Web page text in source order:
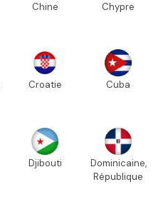
Chine Chypre
Croatie Cuba
Djibouti
Dominicaine,
République